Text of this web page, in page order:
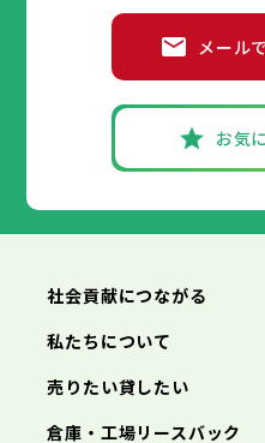
川西市
養父市 丹
淡路市 宍粟市
芦屋市
赤穂市 西脇
川西市 小野市
丹波篠山市
養父市 丹
宍粟市
姫路市 尼崎市
芦屋市 伊丹市
加古川市
赤穂市 西脇
小野市
丹波篠山市
養父市 丹
朝来市
淡路市 宍粟市
姫路市 尼崎市
伊丹市
加古川市
赤穂市 西脇
高砂市
川西市 小野市
丹波篠山市
養父市 丹
メール
お気
社会貢献につながる
私たちについて
売りたい貸したい
倉庫・工場リースバック